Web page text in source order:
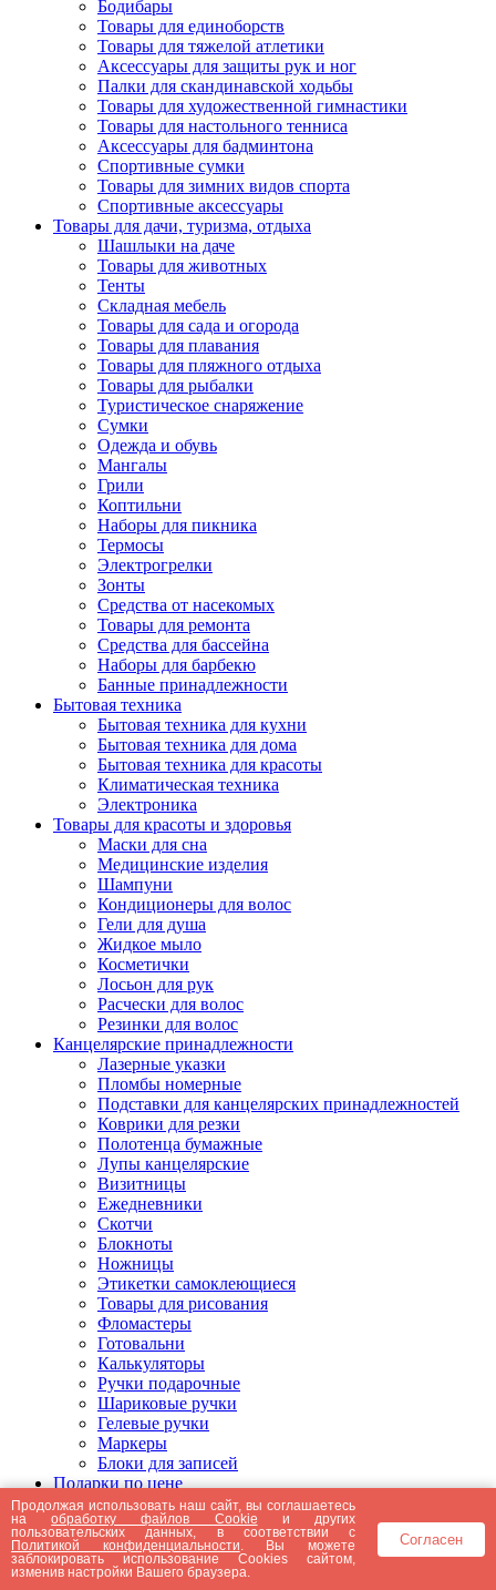
Бодибары
Товары для единоборств
Товары для тяжелой атлетики
Аксессуары для защиты рук и ног
Палки для скандинавской ходьбы
Товары для художественной гимнастики
Товары для настольного тенниса
Аксессуары для бадминтона
Спортивные сумки
Товары для зимних видов спорта
Спортивные аксессуары
Товары для дачи, туризма, отдыха
Шашлыки на даче
Товары для животных
Тенты
Складная мебель
Товары для сада и огорода
Товары для плавания
Товары для пляжного отдыха
Товары для рыбалки
Туристическое снаряжение
Сумки
Одежда и обувь
Мангалы
Грили
Коптильни
Наборы для пикника
Термосы
Электрогрелки
Зонты
Средства от насекомых
Товары для ремонта
Средства для бассейна
Наборы для барбекю
Банные принадлежности
Бытовая техника
Бытовая техника для кухни
Бытовая техника для дома
Бытовая техника для красоты
Климатическая техника
Электроника
Товары для красоты и здоровья
Маски для сна
Медицинские изделия
Шампуни
Кондиционеры для волос
Гели для душа
Жидкое мыло
Косметички
Лосьон для рук
Расчески для волос
Резинки для волос
Канцелярские принадлежности
Лазерные указки
Пломбы номерные
Подставки для канцелярских принадлежностей
Коврики для резки
Полотенца бумажные
Лупы канцелярские
Визитницы
Ежедневники
Скотчи
Блокноты
Ножницы
Этикетки самоклеющиеся
Товары для рисования
Фломастеры
Готовальни
Калькуляторы
Ручки подарочные
Шариковые ручки
Гелевые ручки
Маркеры
Блоки для записей
Подарки по цене
Подарки от 5000 рублей
Подарки до 5000 рублей
Подарки до 3000 рублей
Подарки до 2000 рублей
Подарки до 1000 рублей
Продолжая использовать наш сайт, вы соглашаетесь
наобработку файлов Cookie и других
пользовательских данных, в соответствии с
Политикой конфиденциальности . Вы можете
заблокировать использование Cookies сайтом,
изменив настройки Вашего браузера.
Согласен